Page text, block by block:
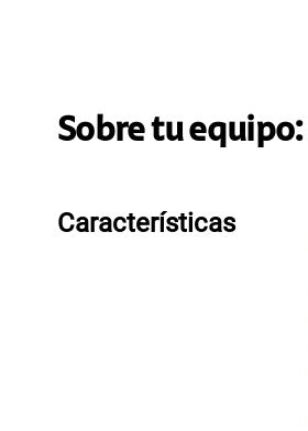
Sobre tu equipo:
Características